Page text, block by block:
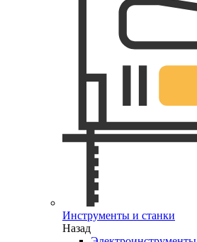
Инструменты и станки
Назад